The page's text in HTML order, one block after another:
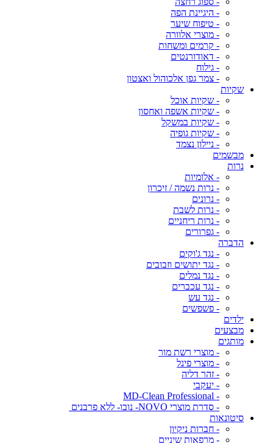
- היגיינת הפה
- טיפוח שיער
- מוצרי אלוורה
- קרמים ומשחות
- דאודורנטים
- גילוח
- צמר גפן אלכוהול ואצטון
שקיות
- שקיות אוכל
- שקיות אשפה ואחסון
- שקיות במשקל
- שקיות גופיה
- ניילון נצמד
מבשמים
נרות
- אלומיות
- נרות נשמה / זיכרון
- נרונים
- נרות לשבת
- נרות ריחניים
- גפרורים
הדברה
- נגד ג'וקים
- נגד יתושים וזבובים
- נגד נמלים
- נגד עכברים
- נגד עש
- פשפשים
ילדים
מבצעים
מותגים
- מוצרי רשת מור
- מוצרי פינל
- זהר דליה
- יעקבי
- MD-Clean Professional
- סדרת מוצרי NOVO- נובו- ללא פרבנים
סיטונאות
- חברות ניקיון
- מרפאות שיניים